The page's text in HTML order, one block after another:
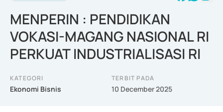
MENPERIN : PENDIDIKAN
VOKASI-MAGANG NASIONAL RI
PERKUAT INDUSTRIALISASI RI
KATEGORI
Ekonomi Bisnis
TERBIT PADA
10 December 2025